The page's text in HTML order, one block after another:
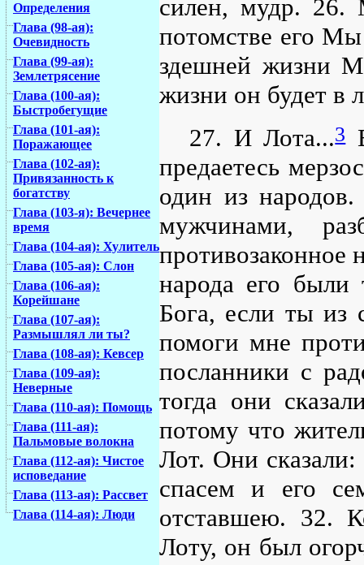
Определения
Глава (98-ая):
Очевидность
Глава (99-ая):
Землетрясение
Глава (100-ая):
Быстробегущие
Глава (101-ая):
Поражающее
Глава (102-ая):
Привязанность к
богатству
Глава (103-я): Вечернее
время
Глава (104-ая): Хулитель
Глава (105-ая): Слон
Глава (106-ая):
Корейшане
Глава (107-ая):
Размышлял ли ты?
Глава (108-ая): Кевсер
Глава (109-ая):
Неверные
Глава (110-ая): Помощь
Глава (111-ая):
Пальмовые волокна
Глава (112-ая): Чистое
исповедание
Глава (113-ая): Рассвет
Глава (114-ая): Люди
силен, мудр. 26.
потомстве его
здешней жизни
жизни он будет в
27. И Лота...3
предаетесь
один из
мужчинами,
противозаконное
народа его были
Бога, если ты из
помоги мне
посланники с
тогда они
потому что
Лот. Они
спасем и его
отставшею. 32.
Лоту, он был